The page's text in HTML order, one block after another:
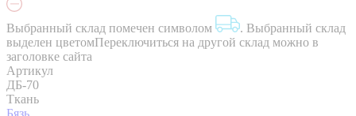
Выбранный склад помечен символом . Выбранный склад
выделен цветомПереключиться на другой склад можно в
заголовке сайта
Артикул
ДБ-70
Ткань
Бязь